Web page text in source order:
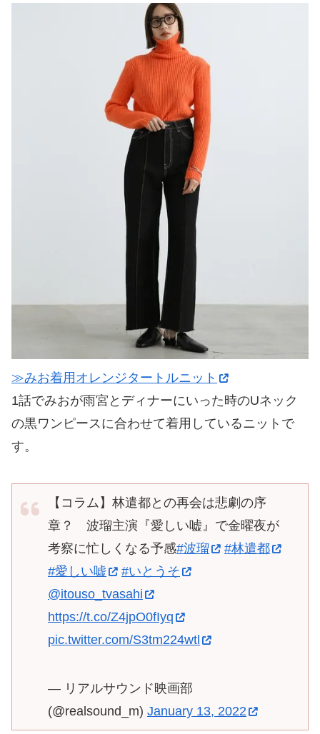
≫みお着用オレンジタートルニット
1話でみおが雨宮とディナーにいった時のUネック
の黒ワンピースに合わせて着用しているニットで
す。
【コラム】林遣都との再会は悲劇の序
章？ 波瑠主演『愛しい嘘』で金曜夜が
考察に忙しくなる予感#波瑠
#林遣都
#愛しい嘘
#いとうそ
@itouso_tvasahi
https://t.co/Z4jpO0fIyq
pic.twitter.com/S3tm224wtl
— リアルサウンド映画部
(@realsound_m) January 13, 2022